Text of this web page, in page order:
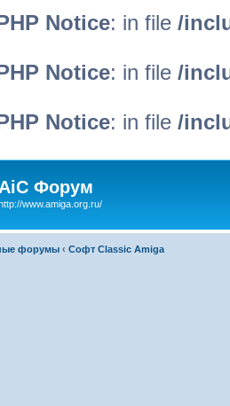
Notice: in file /
Notice: in file /
Notice: in file /
AiC Форум
www.amiga.org.ru/
форумы ‹ Софт Classic Amiga